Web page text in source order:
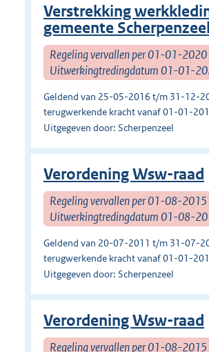
Verstrekking
gemeente
Regeling vervallen per 01-01-2020
Uitwerkingtredingdatum 01-01-
Geldend van 25-05-2016 t/m 31-12-
terugwerkende kracht vanaf 01-01-
Uitgegeven door: Scherpenzeel
Verordening Wsw-raad
Regeling vervallen per 01-08-2015
Uitwerkingtredingdatum 01-08-
Geldend van 20-07-2011 t/m 31-07-
terugwerkende kracht vanaf 01-01-
Uitgegeven door: Scherpenzeel
Verordening Wsw-raad
Regeling vervallen per 01-08-2015